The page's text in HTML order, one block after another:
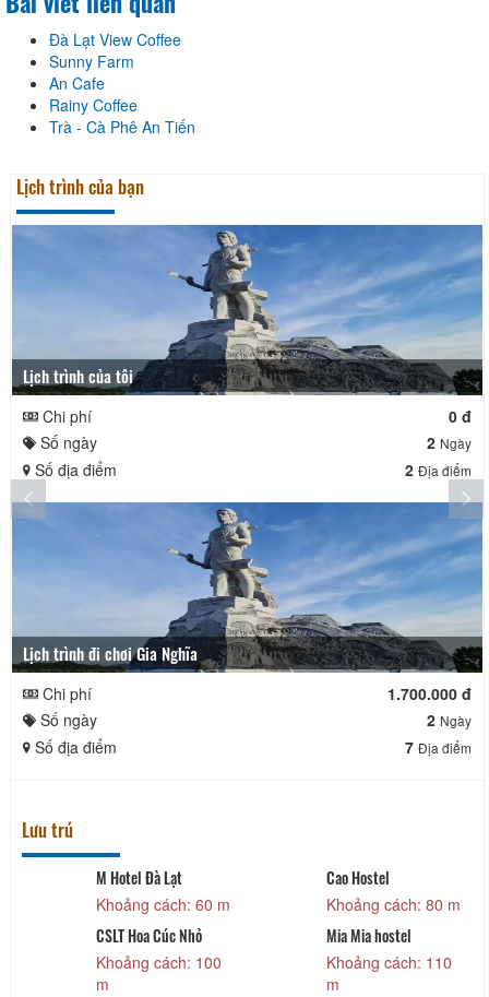
Đà Lạt View Coffee
Sunny Farm
An Cafe
Rainy Coffee
Trà - Cà Phê An Tiến
Lịch trình của bạn
Lịch trình của tôi
Chi phí
0 đ
Số ngày
2 Ngày
Số địa điểm 2 Địa điểm
Lịch trình đi chơi Gia Nghĩa
Chi phí
1.700.000 đ
Số ngày
2 Ngày
Số địa điểm 7 Địa điểm
Lưu trú
M Hotel Đà Lạt
Khoảng cách: 60 m
Cao Hostel
Khoảng cách: 80 m
CSLT Hoa Cúc Nhỏ
Khoảng cách: 100
m
Mia Mia hostel
Khoảng cách: 110
m